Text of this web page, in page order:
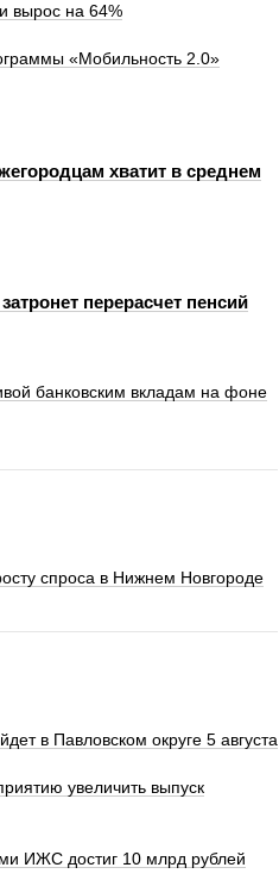
вырос на 64%
«Мобильность 2.0»
хватит в среднем
перерасчет пенсий
банковским вкладам на фоне
спроса в Нижнем Новгороде
в Павловском округе 5 августа
увеличить выпуск
ИЖС достиг 10 млрд рублей